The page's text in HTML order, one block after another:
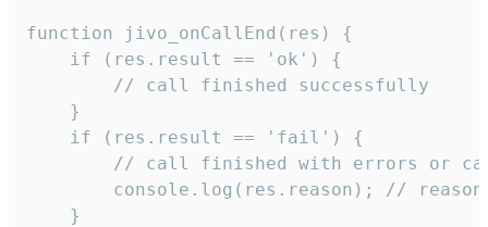
function jivo_onCallEnd(res) {
    if (res.result == 'ok') {
        // call finished successfully
    }
    if (res.result == 'fail') {
// call finished with errors or
console.log(res.reason); //
    }